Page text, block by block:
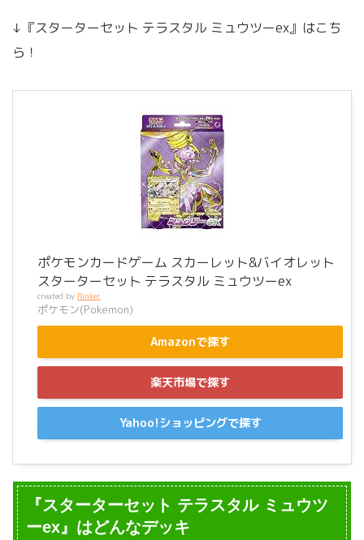
↓『スターターセット テラスタル ミュウツーex』はこち
ら！
ポケモンカードゲーム スカーレット&バイオレット
スターターセット テラスタル ミュウツーex
created by Rinker
ポケモン(Pokemon)
Amazonで探す
楽天市場で探す
Yahoo!ショッピングで探す
『スターターセット テラスタル ミュウツ
ーex』はどんなデッキ